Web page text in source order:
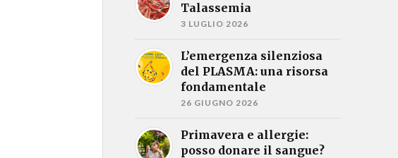
Talassemia
3 LUGLIO 2026
L’emergenza silenziosa
del PLASMA: una risorsa
fondamentale
26 GIUGNO 2026
Primavera e allergie:
posso donare il sangue?